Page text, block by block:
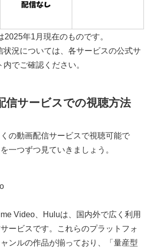
2025年1月現在のものです。
状況については、各サービスの公式サ
内でご確認ください。
信サービスでの視聴方法
くの動画配信サービスで視聴可能で
一つずつ見ていきましょう。
Video、Huluは、国内外で広く利用
ービスです。これらのプラットフォ
ンルの作品が揃っており、「量産型